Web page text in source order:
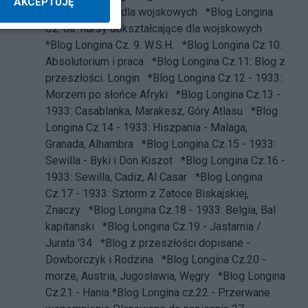
dokształcające dla wojskowych
*Blog Longina
Cz. 8a. Kursy dokształcające dla wojskowych
*Blog Longina Cz. 9. W.S.H.
*Blog Longina Cz.10.
Absolutorium i praca
*Blog Longina Cz.11: Blog z
przeszłości. Longin
*Blog Longina Cz.12 - 1933:
Morzem po słońce Afryki
*Blog Longina Cz.13 -
1933: Casablanka, Marakesz, Góry Atlasu
*Blog
Longina Cz.14 - 1933: Hiszpania - Malaga,
Granada, Alhambra
*Blog Longina Cz.15 - 1933:
Sewilla - Byki i Don Kiszot
*Blog Longina Cz.16 -
1933: Sewilla, Cadiz, Al Casar
*Blog Longina
Cz.17 - 1933: Sztorm z Zatoce Biskajskiej,
Znaczy
*Blog Longina Cz.18 - 1933: Belgia, Bal
kapitanski
*Blog Longina Cz.19 - Jastarnia /
Jurata '34
*Blog z przeszłości dopisane -
Dowborczyk i Rodzina
*Blog Longina Cz.20 -
morze, Austria, Jugosławia, Węgry
*Blog Longina
Cz.21 - Hania *Blog Longina cz.22 - Przerwane